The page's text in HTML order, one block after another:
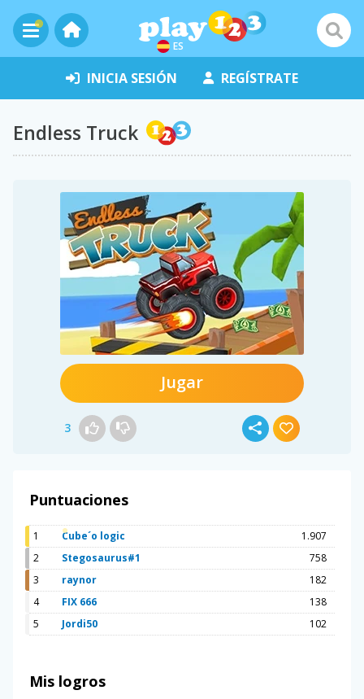
ES
INICIA SESIÓN REGÍSTRATE
Endless Truck
Jugar
3
Puntuaciones
1 Cube´o logic
1.907
2
Stegosaurus#1
758
3
raynor
182
4
FIX 666
138
5
Jordi50 102
Mis logros